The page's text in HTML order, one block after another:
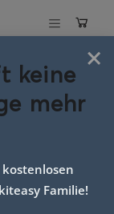
×
keine
mehr
Familie!